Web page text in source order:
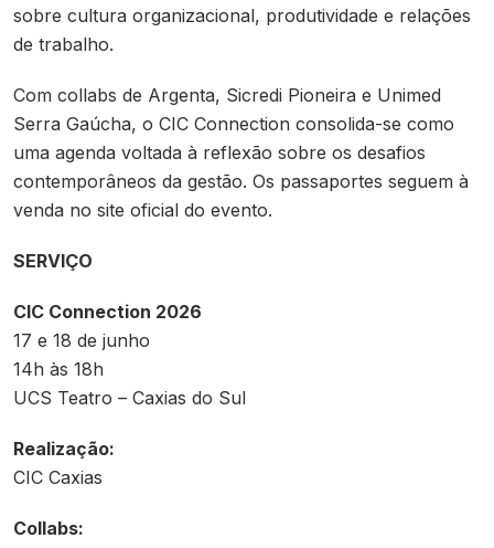
sobre cultura organizacional, produtividade e relações
de trabalho.
Com collabs de Argenta, Sicredi Pioneira e Unimed
Serra Gaúcha, o CIC Connection consolida-se como
uma agenda voltada à reflexão sobre os desafios
contemporâneos da gestão. Os passaportes seguem à
venda no site oficial do evento.
SERVIÇO
CIC Connection 2026
17 e 18 de junho
14h às 18h
UCS Teatro – Caxias do Sul
Realização:
CIC Caxias
Collabs: